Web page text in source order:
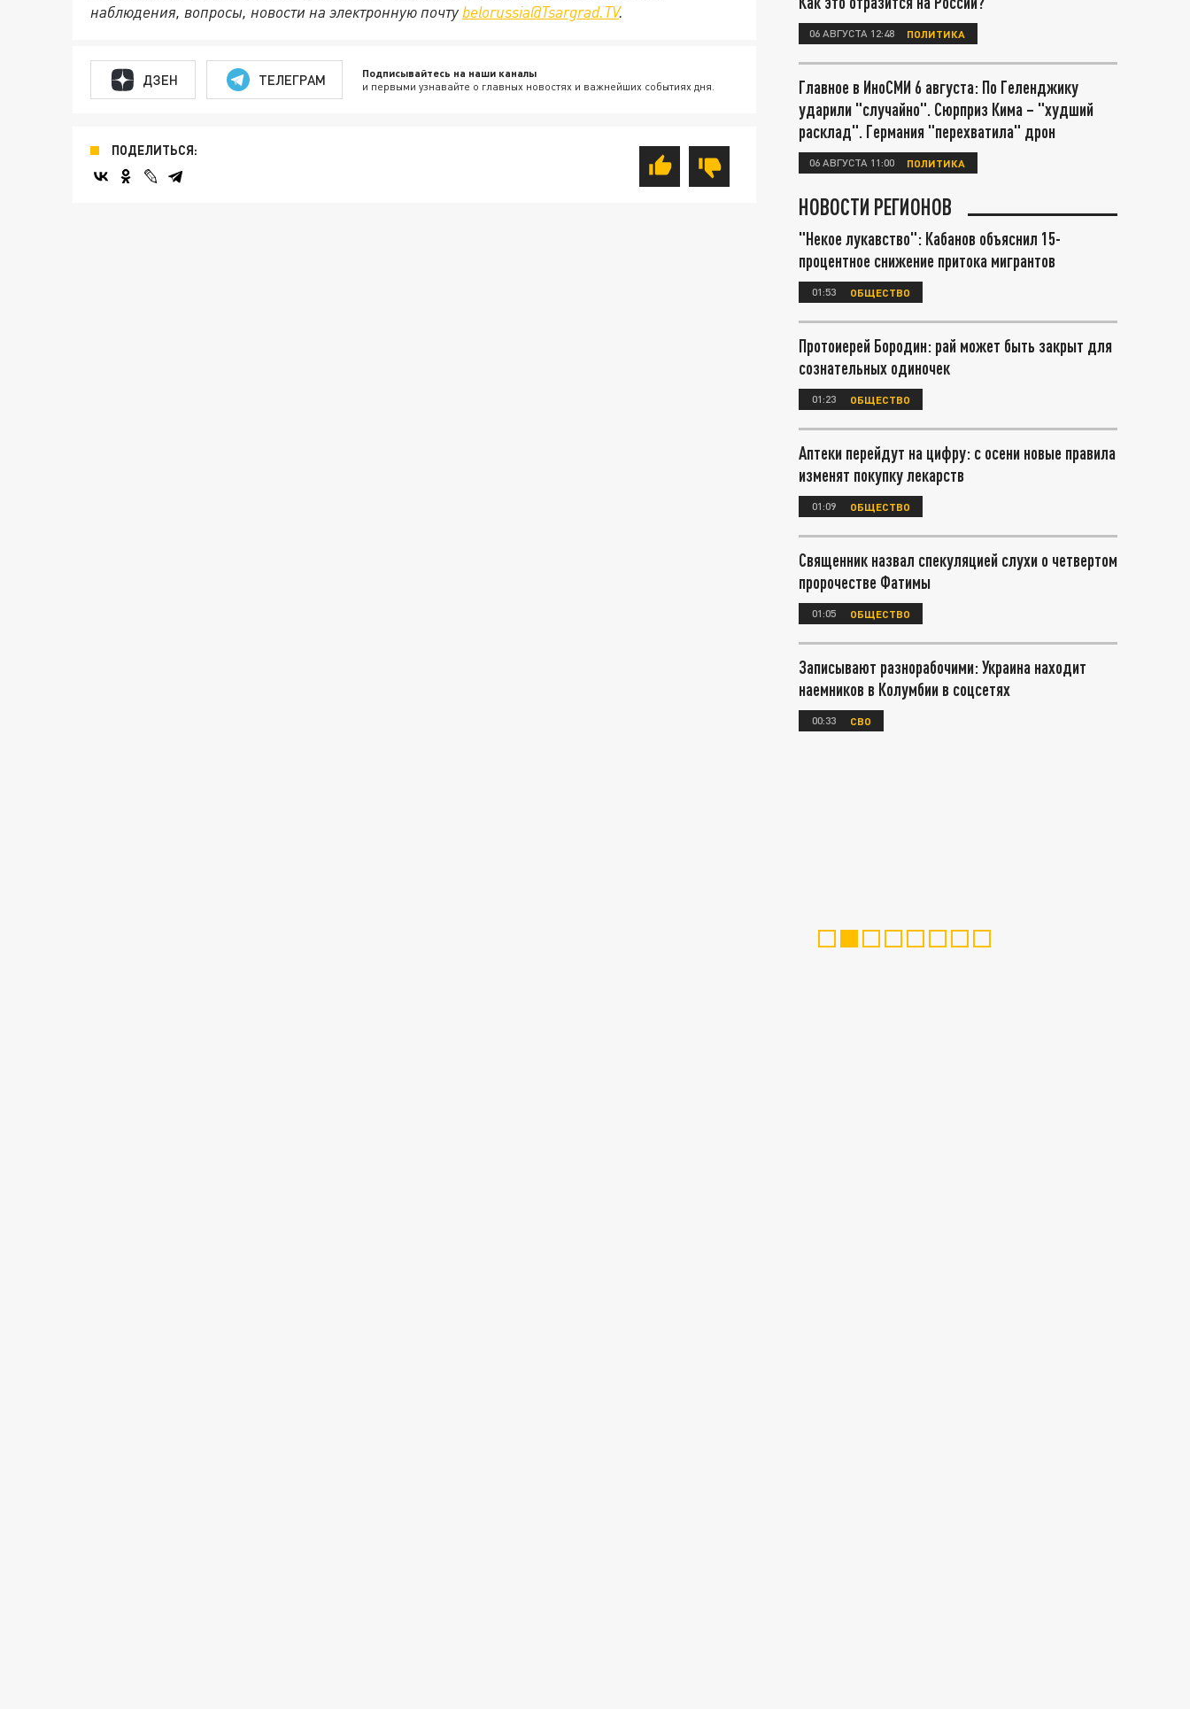
наблюдения, вопросы, новости на электронную почту belorussia@Tsargrad.TV.
ДЗЕН ТЕЛЕГРАМ Подписывайтесь на наши каналы
и первыми узнавайте о главных новостях и важнейших событиях дня.
ПОДЕЛИТЬСЯ:
06 АВГУСТА 12:48 ПОЛИТИКА
Главное в ИноСМИ 6 августа: По Геленджику
ударили "случайно". Сюрприз Кима – "худший
расклад". Германия "перехватила" дрон
06 АВГУСТА 11:00 ПОЛИТИКА
НОВОСТИ РЕГИОНОВ
"Некое лукавство": Кабанов объяснил 15-
процентное снижение притока мигрантов
01:53 ОБЩЕСТВО
Протоиерей Бородин: рай может быть закрыт для
сознательных одиночек
01:23 ОБЩЕСТВО
Аптеки перейдут на цифру: с осени новые правила
изменят покупку лекарств
01:09 ОБЩЕСТВО
Священник назвал спекуляцией слухи о четвертом
пророчестве Фатимы
01:05 ОБЩЕСТВО
Записывают разнорабочими: Украина находит
наемников в Колумбии в соцсетях
00:33 СВО